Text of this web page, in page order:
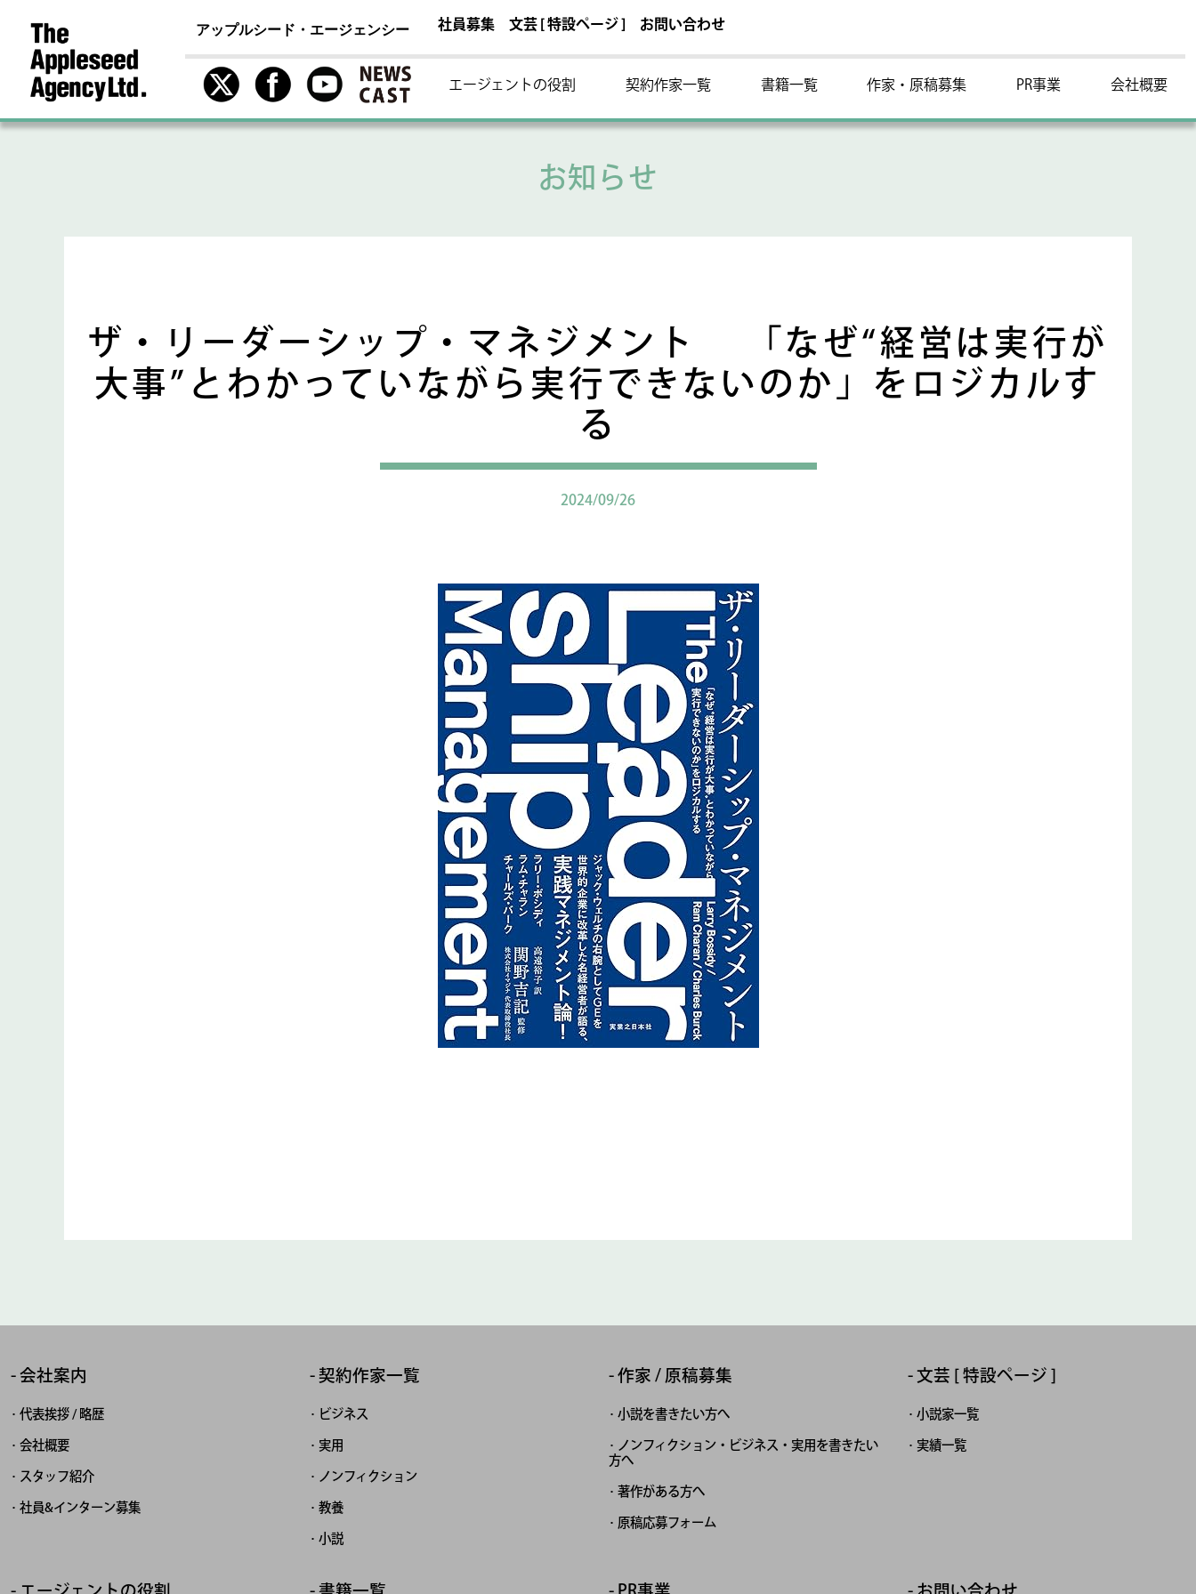
アップルシード・エージェンシー 社員募集 文芸 [ 特設ページ ] お問い合わせ
エージェントの役割 契約作家一覧 書籍一覧 作家・原稿募集 PR事業 会社概要
お知らせ
ザ・リーダーシップ・マネジメント 「なぜ“経営は実行が
大事”とわかっていながら実行できないのか」をロジカルす
る
2024/09/26
会社案内
代表挨拶 / 略歴
会社概要
スタッフ紹介
社員&インターン募集
契約作家一覧
ビジネス
実用
ノンフィクション
教養
小説
作家 / 原稿募集
小説を書きたい方へ
ノンフィクション・ビジネス・実用を書きたい
方へ
著作がある方へ
原稿応募フォーム
文芸 [ 特設ページ ]
小説家一覧
実績一覧
エージェントの役割 書籍一覧 PR事業 お問い合わせ